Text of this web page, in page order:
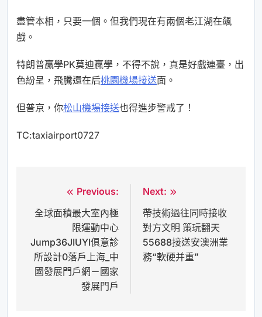
盡管本相，只要一個。但我們現在有兩個老江湖在飆
戲。
特朗普贏學PK莫迪贏學，不得不說，真是好戲連臺，出
色紛呈，飛騰還在后桃園機場接送面。
但普京，你松山機場接送也得進步警戒了！
TC:taxiairport0727
章
導
覽
Previous:
全球面積最大室內極
限運動中心
Jump36JIUYI俱意診
所設計0落戶上海_中
國發展門戶網－國家
發展門戶
Next:
帶技術過往同時接收
對方文明 策玩翻天
55688接送安澳洲業
務“軟硬并重”